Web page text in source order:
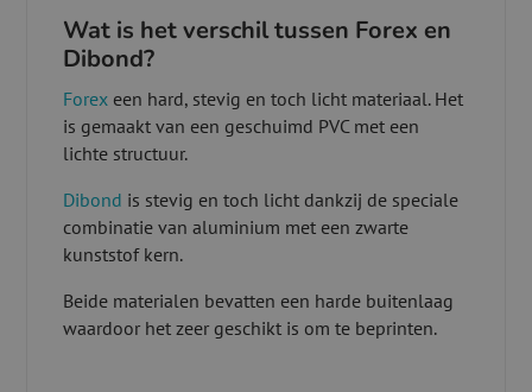
Wat is het verschil tussen Forex en
Dibond?
Forex een hard, stevig en toch licht materiaal. Het
is gemaakt van een geschuimd PVC met een
lichte structuur.
Dibond is stevig en toch licht dankzij de speciale
combinatie van aluminium met een zwarte
kunststof kern.
Beide materialen bevatten een harde buitenlaag
waardoor het zeer geschikt is om te beprinten.